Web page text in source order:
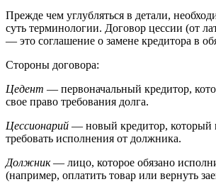
Прежде чем углубляться в детали,
суть терминологии. Договор цессии (от
— это соглашение о замене кредитора в
Стороны договора:
Цедент — первоначальный кредитор,
свое право требования долга.
Цессионарий — новый кредитор, который
требовать исполнения от должника.
Должник— лицо, которое обязано
(например, оплатить товар или вернуть